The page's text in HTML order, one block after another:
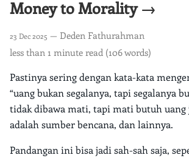
Money to Morality →
23 Dec 2025 — Deden Fathurahman
less than 1 minute read (106 words)
Pastinya sering dengan kata-kata
“uang bukan segalanya, tapi segalanya
tidak dibawa mati, tapi mati butuh uang
adalah sumber bencana, dan lainnya.
Pandangan ini bisa jadi sah-sah saja,